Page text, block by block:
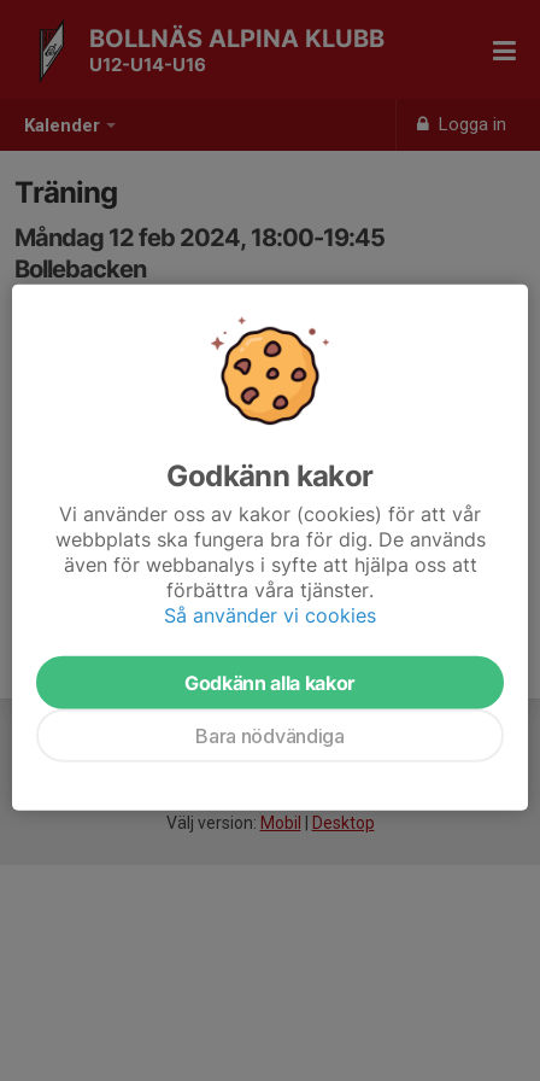
Kalender Logga in
BOLLNÄS ALPINA KLUBB
U12-U14-U16
Träning
Måndag 12 feb 2024, 18:00-19:45
Bollebacken
Välj version: Mobil Desktop
Godkänn kakor
Vi använder oss av kakor (cookies) för att vår
webbplats ska fungera bra för dig. De används
även för webbanalys i syfte att hjälpa oss att
förbättra våra tjänster.
Så använder vi cookies
Godkänn alla kakor
Bara nödvändiga